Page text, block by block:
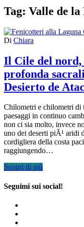
Tag: Valle de la
Di Chiara
Il Cile del
profonda
Desierto de
Chilometri e chilometri di
paesaggi in continuo
non ci sia molto, invece
uno dei deserti piÃ¹ aridi
cordigliera della costa
raggiungendo…
Scopri di più
Seguimi sui social!